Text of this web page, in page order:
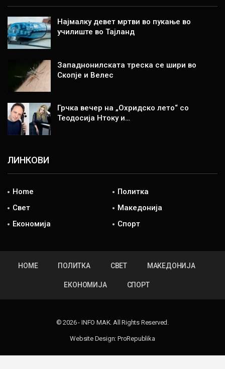
Најмалку девет мртви во пукање во
училиште во Тајланд
Западнонилската треска се шири во
Скопје и Велес
Грчка вечер на „Охридско лето“ со
Теодосија Нтоку и…
ЛИНКОВИ
Home
Политка
Свет
Македонија
Економија
Спорт
HOME ПОЛИТКА СВЕТ МАКЕДОНИЈА
ЕКОНОМИЈА СПОРТ
© 2026 - INFO MAK. All Rights Reserved.
Website Design:ProRepublika